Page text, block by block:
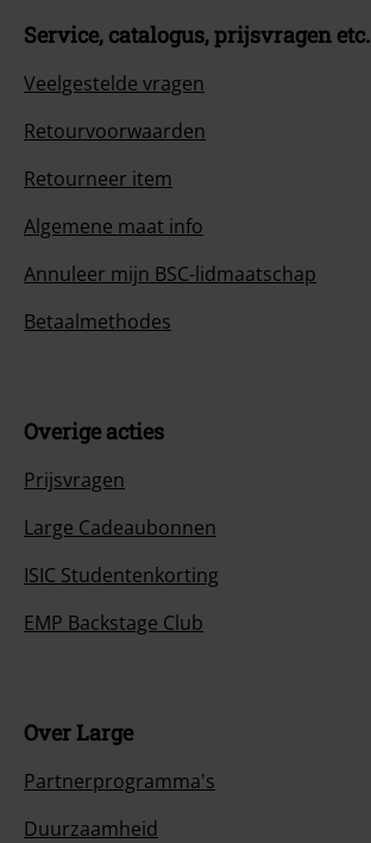
Service, catalogus, prijsvragen etc.
Veelgestelde vragen
Retourvoorwaarden
Retourneer item
Algemene maat info
Annuleer mijn BSC-lidmaatschap
Betaalmethodes
Overige acties
Prijsvragen
Large Cadeaubonnen
ISIC Studentenkorting
EMP Backstage Club
Over Large
Partnerprogramma's
Duurzaamheid